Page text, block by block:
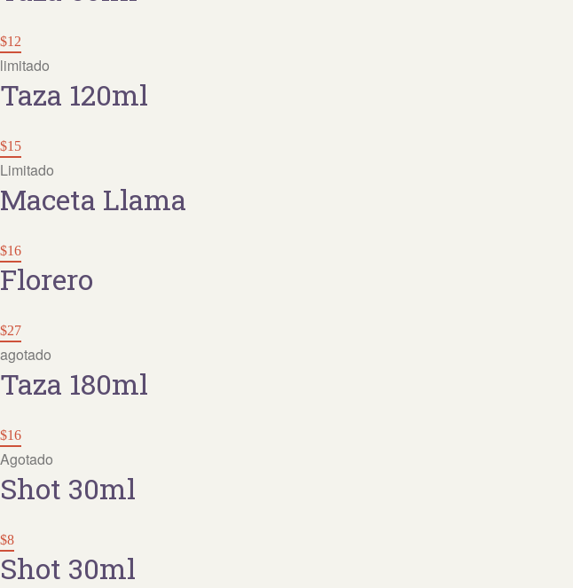
$12
limitado
Taza 120ml
$15
Limitado
Maceta Llama
$16
Florero
$27
agotado
Taza 180ml
$16
Agotado
Shot 30ml
$8
Shot 30ml